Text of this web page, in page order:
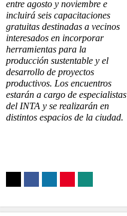
entre agosto y noviembre e
incluirá seis capacitaciones
gratuitas destinadas a vecinos
interesados en incorporar
herramientas para la
producción sustentable y el
desarrollo de proyectos
productivos. Los encuentros
estarán a cargo de especialistas
del INTA y se realizarán en
distintos espacios de la ciudad.